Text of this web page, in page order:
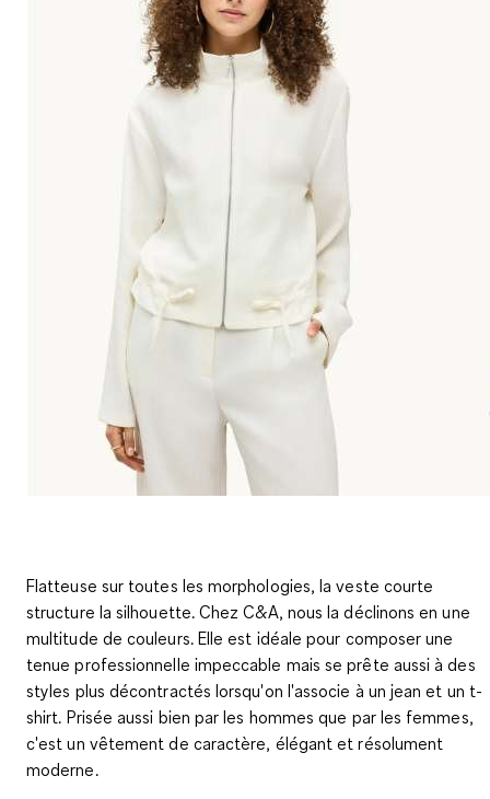
Flatteuse sur toutes les morphologies, la veste courte
structure la silhouette. Chez C&A, nous la déclinons en une
multitude de couleurs. Elle est idéale pour composer une
tenue professionnelle impeccable mais se prête aussi à des
styles plus décontractés lorsqu'on l'associe à un jean et un t-
shirt. Prisée aussi bien par les hommes que par les femmes,
c'est un vêtement de caractère, élégant et résolument
moderne.